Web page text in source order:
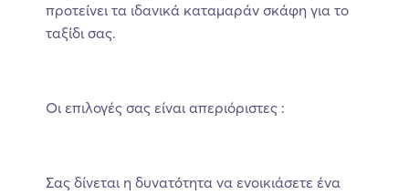
προτείνει τα ιδανικά καταμαράν σκάφη για το
ταξίδι σας.
Οι επιλογές σας είναι απεριόριστες :
Σας δίνεται η δυνατότητα να ενοικιάσετε ένα